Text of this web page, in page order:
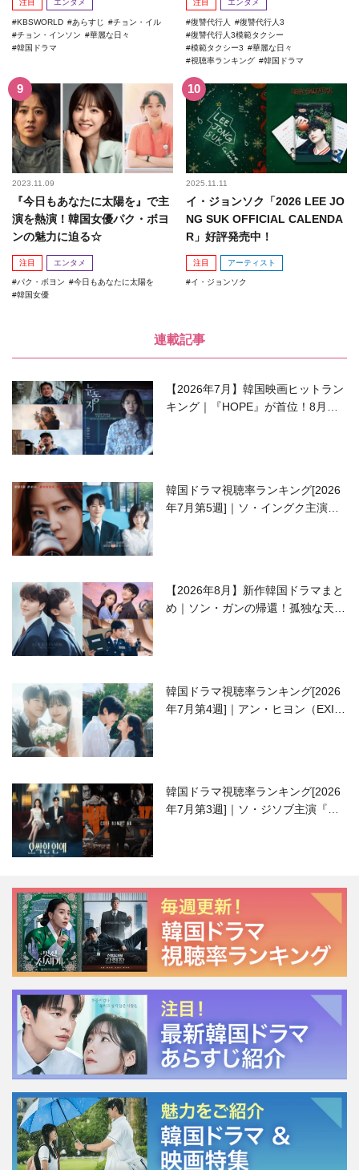
注目 エンタメ
KBSWORLD あらすじ
チョン・イル
チョン・インソン
華麗な日々
韓国ドラマ
注目 エンタメ
復讐代行人
復讐代行人3
復讐代行人3模範タクシー
模範タクシー3
華麗な日々
視聴率ランキング
韓国ドラマ
2023.11.09
『今日もあなたに太陽を』で主
演を熱演！韓国女優パク・ボヨ
ンの魅力に迫る☆
注目 エンタメ
パク・ボヨン
今日もあなたに太陽を
韓国女優
2025.11.11
イ・ジョンソク「2026 LEE JO
NG SUK OFFICIAL CALENDA
R」好評発売中！
注目 アーティスト
イ・ジョンソク
連載記事
【2026年7月】韓国映画ヒットラン
キング｜『HOPE』が首位！8月公
韓国ドラマ視聴率ランキング[2026
年7月第5週]｜ソ・イングク主演の
【2026年8月】新作韓国ドラマまと
め｜ソン・ガンの帰還！孤独な天才
韓国ドラマ視聴率ランキング[2026
年7月第4週]｜アン・ヒヨン（EXID
韓国ドラマ視聴率ランキング[2026
年7月第3週]｜ソ・ジソブ主演『エ